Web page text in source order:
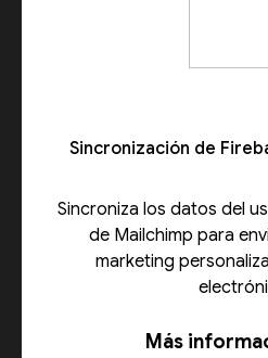
Sincronización de
Sincroniza los datos del
de Mailchimp para
marketing
Más